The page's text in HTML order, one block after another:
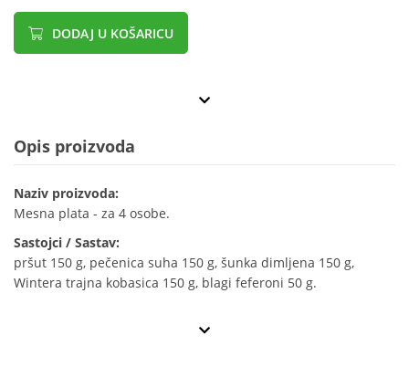
DODAJ U KOŠARICU
Opis proizvoda
Naziv proizvoda:
Mesna plata - za 4 osobe.
Sastojci / Sastav:
pršut 150 g, pečenica suha 150 g, šunka dimljena 150 g,
Wintera trajna kobasica 150 g, blagi feferoni 50 g.